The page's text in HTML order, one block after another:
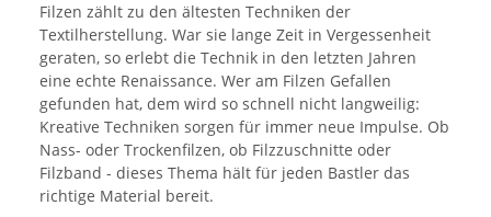
Filzen zählt zu den ältesten Techniken der
Textilherstellung. War sie lange Zeit in Vergessenheit
geraten, so erlebt die Technik in den letzten Jahren
eine echte Renaissance. Wer am Filzen Gefallen
gefunden hat, dem wird so schnell nicht langweilig:
Kreative Techniken sorgen für immer neue Impulse. Ob
Nass- oder Trockenfilzen, ob Filzzuschnitte oder
Filzband - dieses Thema hält für jeden Bastler das
richtige Material bereit.